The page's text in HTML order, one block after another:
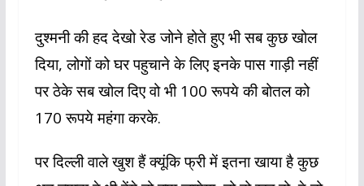
दुश्मनी की हद देखो रेड जोने होते हुए भी सब कुछ खोल
दिया, लोगों को घर पहुचाने के लिए इनके पास गाड़ी नहीं
पर ठेके सब खोल दिए वो भी 100 रूपये की बोतल को
170 रूपये महंगा करके.
पर दिल्ली वाले खुश हैं क्यूंकि फ्री में इतना खाया है कुछ